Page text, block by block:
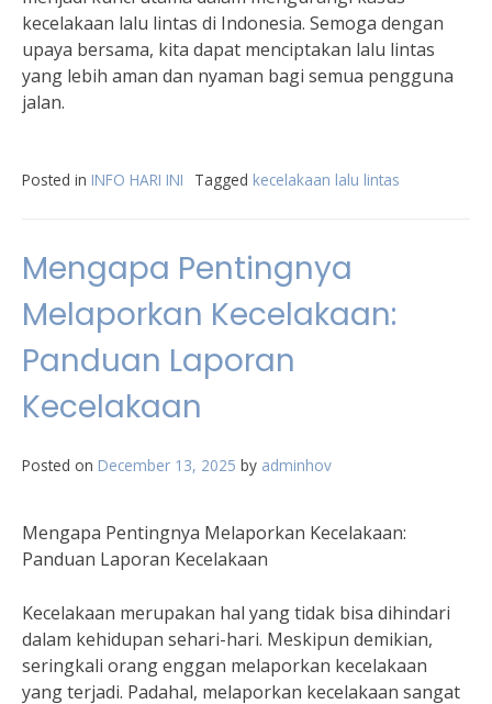
kecelakaan lalu lintas di Indonesia. Semoga dengan
upaya bersama, kita dapat menciptakan lalu lintas
yang lebih aman dan nyaman bagi semua pengguna
jalan.
Posted in INFO HARI INI Tagged kecelakaan lalu lintas
Mengapa Pentingnya
Melaporkan Kecelakaan:
Panduan Laporan
Kecelakaan
Posted on December 13, 2025 by adminhov
Mengapa Pentingnya Melaporkan Kecelakaan:
Panduan Laporan Kecelakaan
Kecelakaan merupakan hal yang tidak bisa dihindari
dalam kehidupan sehari-hari. Meskipun demikian,
seringkali orang enggan melaporkan kecelakaan
yang terjadi. Padahal, melaporkan kecelakaan sangat